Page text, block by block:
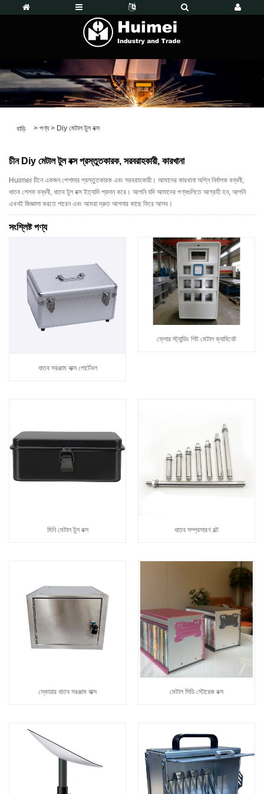
বাড়ি > পণ্য > Diy মেটাল টুল বক্স
চীন Diy মেটাল টুল বক্স প্রস্তুতকারক, সরবরাহকারী, কারখানা
Huimei চীনে একজন পেশাদার প্রস্তুতকারক এবং সরবরাহকারী। আমাদের কারখানা অগ্নি নির্বাপক বন্ধনী,
ধাতব শেলফ বন্ধনী, ধাতব টুল বক্স ইত্যাদি প্রদান করে। আপনি যদি আমাদের পণ্যগুলিতে আগ্রহী হন, আপনি
এখনই জিজ্ঞাসা করতে পারেন এবং আমরা দ্রুত আপনার কাছে ফিরে আসব।
সংশ্লিষ্ট পণ্য
ধাতব সরঞ্জাম বাক্স পোর্টেবল
ফ্লোর স্ট্যান্ডিং শিট মেটাল ক্যাবিনেট
মিনি মেটাল টুল বক্স ধাতব সম্প্রসারণ বল্ট
স্কোয়ার ধাতব সরঞ্জাম বাক্স মেটাল সিডি স্টোরেজ বক্স